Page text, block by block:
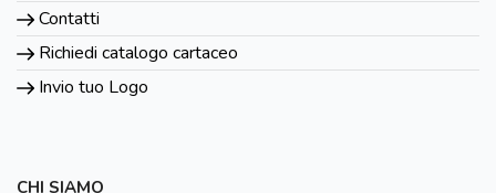
Contatti
Richiedi catalogo cartaceo
Invio tuo Logo
CHI SIAMO